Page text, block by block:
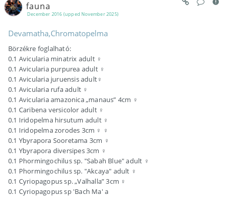
December 2016 (upped November 2025)
fauna
Devamatha,Chromatopelma
Börzékre foglalható:
0.1 Avicularia minatrix adult ♀
0.1 Avicularia purpurea adult ♀
0.1 Avicularia juruensis adult♀
0.1 Avicularia rufa adult ♀
0.1 Avicularia amazonica „manaus” 4cm ♀
0.1 Caribena versicolor adult ♀
0.1 Iridopelma hirsutum adult ♀
0.1 Iridopelma zorodes 3cm ♀ ♀
0.1 Ybyrapora Sooretama 3cm ♀
0.1 Ybyrapora diversipes 3cm ♀
0.1 Phormingochilus sp. "Sabah Blue" adult ♀
0.1 Phormingochilus sp. "Akcaya" adult ♀
0.1 Cyriopagopus sp. „Valhalla” 3cm ♀
0.1 Cyriopagopus sp 'Bach Ma' a